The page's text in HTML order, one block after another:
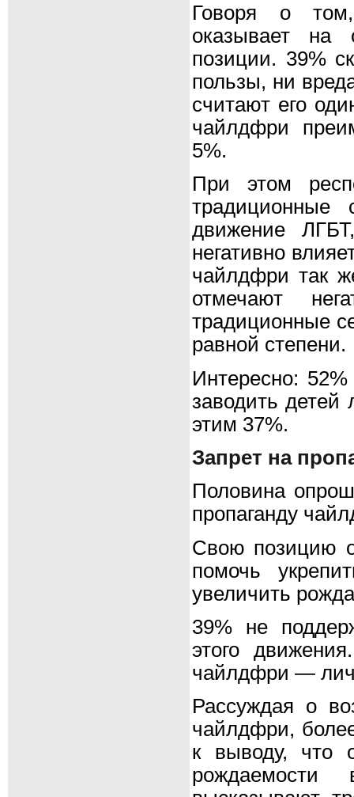
Говоря о
оказывает на
позиции. 39%
пользы, ни
считают его
чайлдфри
5%.
При этом
традиционные
движение
негативно
чайлдфри так
отмечают
традиционные
равной степени.
Интересно:
заводить
этим 37%.
Запрет на
Половина
пропаганду
Свою позицию
помочь
увеличить
39% не
этого
чайлдфри —
Рассуждая о
чайлдфри,
к выводу, что
рождаемости